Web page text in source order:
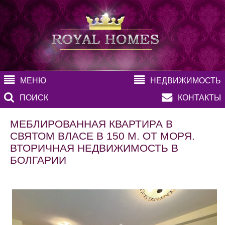
МЕНЮ
НЕДВИЖИМОСТЬ
ПОИСК
КОНТАКТЫ
МЕБЛИРОВАННАЯ КВАРТИРА В
СВЯТОМ ВЛАСЕ В 150 М. ОТ МОРЯ.
ВТОРИЧНАЯ НЕДВИЖИМОСТЬ В
БОЛГАРИИ